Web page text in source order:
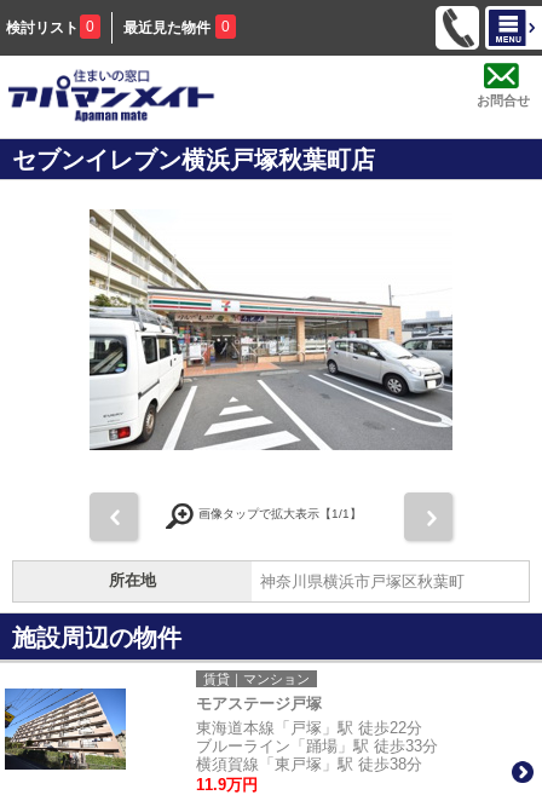
検討リスト 0 最近見た物件 0
お問合せ
セブンイレブン横浜戸塚秋葉町店
画像タップで拡大表示【1/1】
所在地 神奈川県横浜市戸塚区秋葉町
施設周辺の物件
賃貸｜マンション
モアステージ戸塚
東海道本線「戸塚」駅 徒歩22分
ブルーライン「踊場」駅 徒歩33分
横須賀線「東戸塚」駅 徒歩38分
11.9万円